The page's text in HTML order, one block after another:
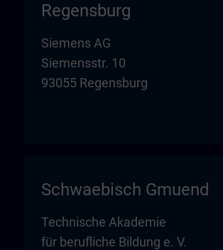
Regensburg
Siemens AG
Siemensstr. 10
93055 Regensburg
Schwaebisch Gmuend
Technische Akademie
für berufliche Bildung e. V.